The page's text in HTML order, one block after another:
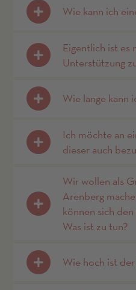
Wie kann ich
Eigentlich ist es
Unterstützung
Wie lange kann
Ich möchte an
dieser auch
Wir wollen als
Arenberg
können sich
Was ist zu tun?
Wie hoch ist der